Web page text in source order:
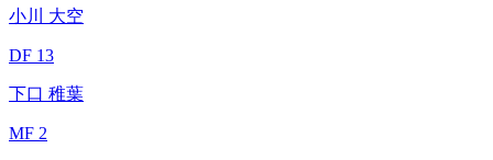
小川 大空
DF 13
下口 稚葉
MF 2